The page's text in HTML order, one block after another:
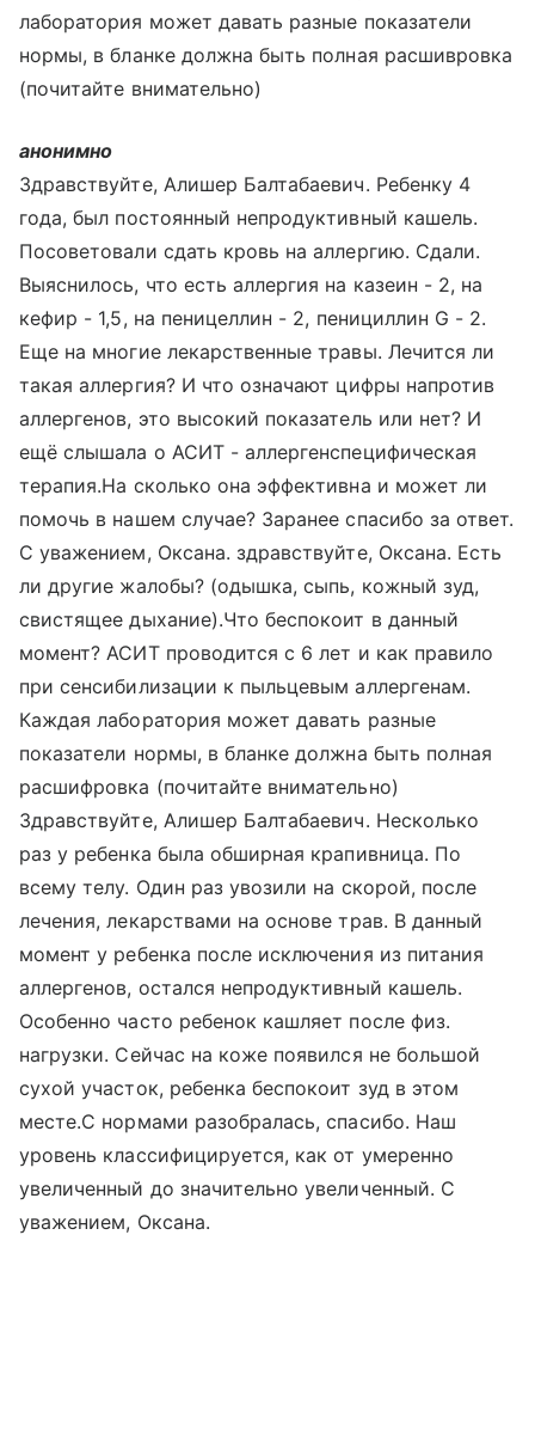
лаборатория может давать разные показатели
нормы, в бланке должна быть полная расшивровка
(почитайте внимательно)
анонимно
Здравствуйте, Алишер Балтабаевич. Ребенку 4
года, был постоянный непродуктивный кашель.
Посоветовали сдать кровь на аллергию. Сдали.
Выяснилось, что есть аллергия на казеин - 2, на
кефир - 1,5, на пеницеллин - 2, пенициллин G - 2.
Еще на многие лекарственные травы. Лечится ли
такая аллергия? И что означают цифры напротив
аллергенов, это высокий показатель или нет? И
ещё слышала о АСИТ - аллергенспецифическая
терапия.На сколько она эффективна и может ли
помочь в нашем случае? Заранее спасибо за ответ.
С уважением, Оксана. здравствуйте, Оксана. Есть
ли другие жалобы? (одышка, сыпь, кожный зуд,
свистящее дыхание).Что беспокоит в данный
момент? АСИТ проводится с 6 лет и как правило
при сенсибилизации к пыльцевым аллергенам.
Каждая лаборатория может давать разные
показатели нормы, в бланке должна быть полная
расшифровка (почитайте внимательно)
Здравствуйте, Алишер Балтабаевич. Несколько
раз у ребенка была обширная крапивница. По
всему телу. Один раз увозили на скорой, после
лечения, лекарствами на основе трав. В данный
момент у ребенка после исключения из питания
аллергенов, остался непродуктивный кашель.
Особенно часто ребенок кашляет после физ.
нагрузки. Сейчас на коже появился не большой
сухой участок, ребенка беспокоит зуд в этом
месте.С нормами разобралась, спасибо. Наш
уровень классифицируется, как от умеренно
увеличенный до значительно увеличенный. С
уважением, Оксана.